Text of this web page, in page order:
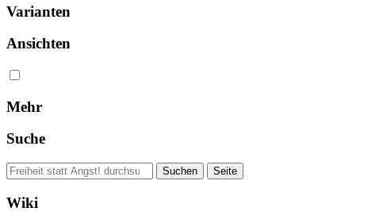
Varianten
Ansichten
Mehr
Suche
Wiki